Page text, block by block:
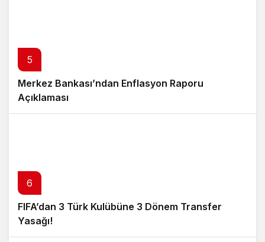
5
Merkez Bankası’ndan Enflasyon Raporu
Açıklaması
6
FIFA’dan 3 Türk Kulübüne 3 Dönem Transfer
Yasağı!